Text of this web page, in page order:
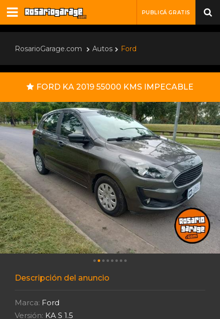
PUBLICÁ GRATIS
RosarioGarage.com Autos Ford
FORD KA 2019 55000 KMS IMPECABLE
Descripción del anuncio
Marca: Ford
Versión: KA S 1.5